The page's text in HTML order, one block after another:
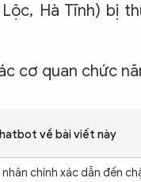
Hà Tĩnh) bị
cơ quan chức
về bài viết này
nhân chính xác dẫn đến